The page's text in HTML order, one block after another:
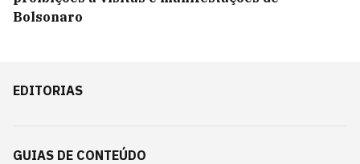
Bolsonaro
EDITORIAS
GUIAS DE CONTEÚDO